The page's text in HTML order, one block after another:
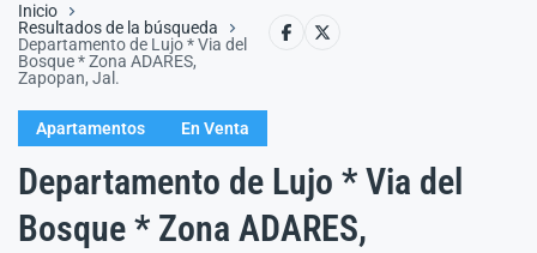
Inicio
Resultados de la búsqueda
Departamento de Lujo * Via del
Bosque * Zona ADARES,
Zapopan, Jal.
Apartamentos En Venta
Departamento de Lujo * Via del
Bosque * Zona ADARES,